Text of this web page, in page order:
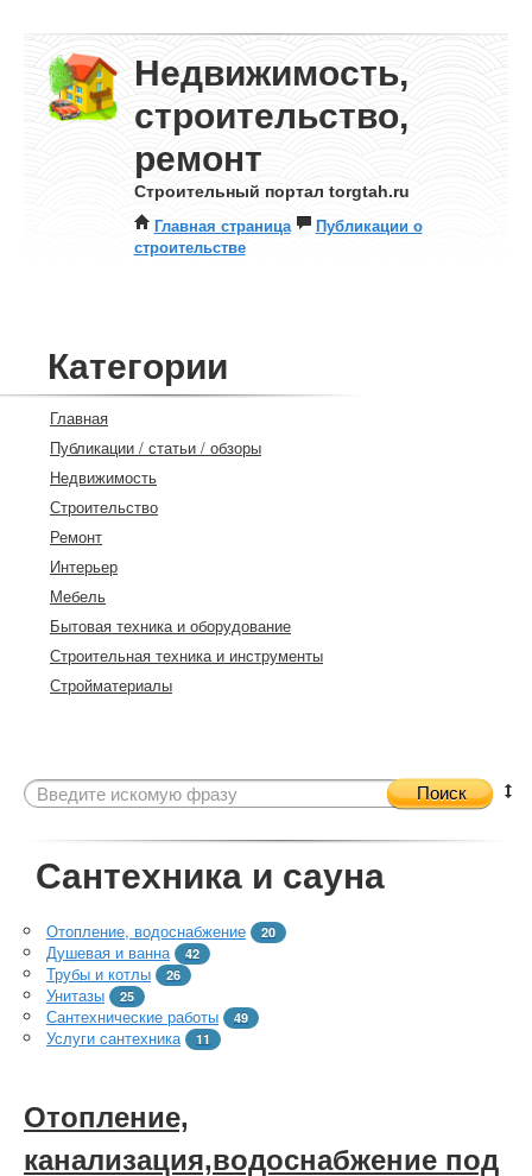
Недвижимость,
строительство,
ремонт
Строительный портал torgtah.ru
Главная страница
Публикации о
строительстве
Категории
Главная
Публикации / статьи / обзоры
Недвижимость
Строительство
Ремонт
Интерьер
Мебель
Бытовая техника и оборудование
Строительная техника и инструменты
Стройматериалы
Поиск
Сантехника и сауна
Отопление, водоснабжение 20
Душевая и ванна 42
Трубы и котлы 26
Унитазы 25
Сантехнические работы 49
Услуги сантехника 11
Отопление,
канализация,водоснабжение под